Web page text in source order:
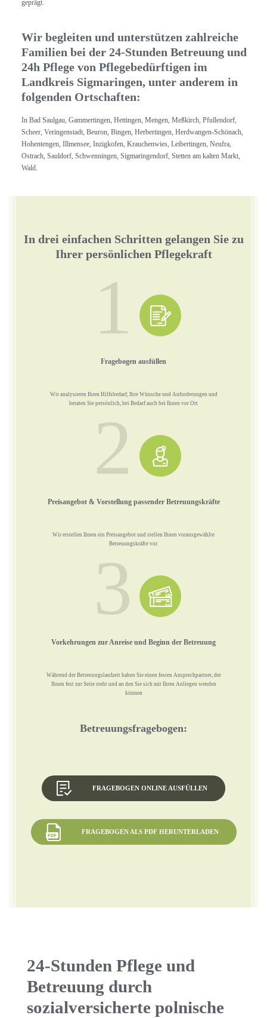
geprägt.
Wir begleiten und unterstützen zahlreiche
Familien bei der 24-Stunden Betreuung und
24h Pflege von Pflegebedürftigen im
Landkreis Sigmaringen, unter anderem in
folgenden Ortschaften:
In Bad Saulgau, Gammertingen, Hettingen, Mengen, Meßkirch, Pfullendorf,
Scheer, Veringenstadt, Beuron, Bingen, Herbertingen, Herdwangen-Schönach,
Hohentengen, Illmensee, Inzigkofen, Krauchenwies, Leibertingen, Neufra,
Ostrach, Sauldorf, Schwenningen, Sigmaringendorf, Stetten am kalten Markt,
Wald.
In drei einfachen Schritten gelangen Sie zu
Ihrer persönlichen Pflegekraft
1
Fragebogen ausfüllen
Wir analysieren Ihren Hilfsbedarf, Ihre Wünsche und Anforderungen und
beraten Sie persönlich, bei Bedarf auch bei Ihnen vor Ort
2
Preisangebot & Vorstellung passender Betreuungskräfte
Wir erstellen Ihnen ein Preisangebot und stellen Ihnen vorausgewählte
Betreuungskräfte vor.
3
Vorkehrungen zur Anreise und Beginn der Betreuung
Während der Betreuungslaufzeit haben Sie einen festen Ansprechpartner, der
Ihnen fest zur Seite steht und an den Sie sich mit Ihren Anliegen wenden
können
Betreuungsfragebogen:
FRAGEBOGEN ONLINE AUSFÜLLEN
FRAGEBOGEN ALS PDF HERUNTERLADEN
24-Stunden Pflege und
Betreuung durch
sozialversicherte polnische